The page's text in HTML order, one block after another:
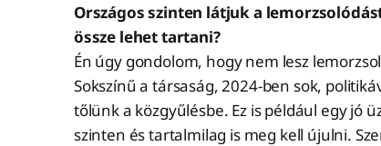
Országos szinten látjuk a
össze lehet tartani?
Én úgy gondolom, hogy nem lesz
Sokszínű a társaság, 2024-ben sok,
tőlünk a közgyűlésbe. Ez is például egy jó
szinten és tartalmilag is meg kell újulni.